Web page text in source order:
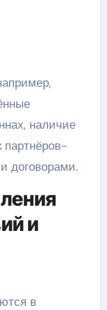
наличие
партнёров-
договорами.
и
в